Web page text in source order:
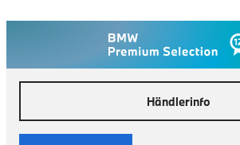
Händlerinfo